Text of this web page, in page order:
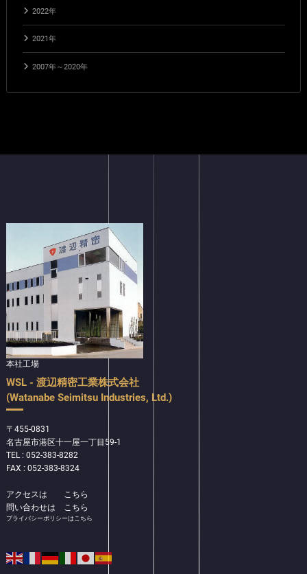
2022年
2021年
2007年～2020年
本社工場
WSL - 渡辺精密工業株式会社
(Watanabe Seimitsu Industries, Ltd.)
〒455-0831
名古屋市港区十一屋一丁目59-1
TEL : 052-383-8282
FAX : 052-383-8324
アクセスは こちら
問い合わせは こちら
プライバシーポリシーはこちら